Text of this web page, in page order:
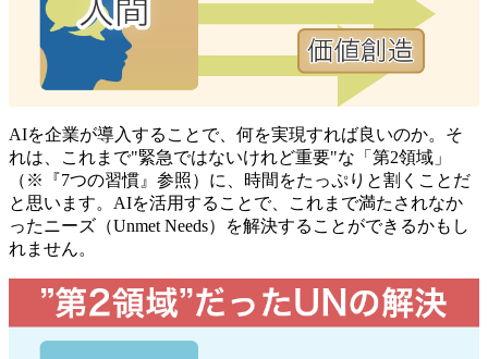
AIを企業が導入することで、何を実現すれば良いのか。そ
れは、これまで"緊急ではないけれど重要"な「第2領域」
（※『7つの習慣』参照）に、時間をたっぷりと割くことだ
と思います。AIを活用することで、これまで満たされなか
ったニーズ（Unmet Needs）を解決することができるかもし
れません。